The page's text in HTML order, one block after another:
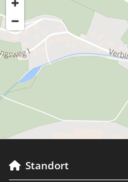
 Standort